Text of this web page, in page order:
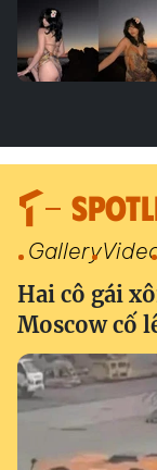
Gallery
Hai cô gái
Moscow cố